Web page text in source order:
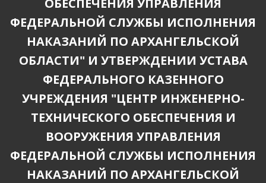
ОБЕСПЕЧЕНИЯ УПРАВЛЕНИЯ
ФЕДЕРАЛЬНОЙ СЛУЖБЫ ИСПОЛНЕНИЯ
НАКАЗАНИЙ ПО АРХАНГЕЛЬСКОЙ
ОБЛАСТИ" И УТВЕРЖДЕНИИ УСТАВА
ФЕДЕРАЛЬНОГО КАЗЕННОГО
УЧРЕЖДЕНИЯ "ЦЕНТР ИНЖЕНЕРНО-
ТЕХНИЧЕСКОГО ОБЕСПЕЧЕНИЯ И
ВООРУЖЕНИЯ УПРАВЛЕНИЯ
ФЕДЕРАЛЬНОЙ СЛУЖБЫ ИСПОЛНЕНИЯ
НАКАЗАНИЙ ПО АРХАНГЕЛЬСКОЙ